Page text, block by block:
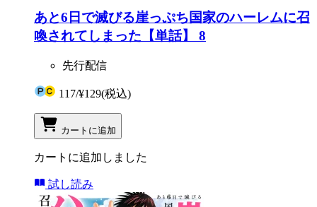
あと6日で滅びる崖っぷち国家のハーレムに召
喚されてしまった【単話】 8
先行配信
117/¥129(税込)
カートに追加
カートに追加しました
試し読み